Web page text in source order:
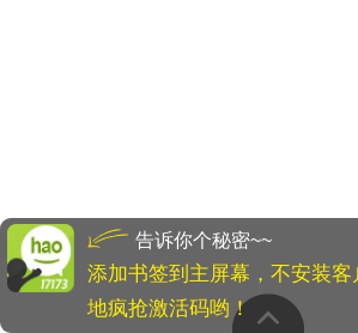
告诉你个秘密~~
添加书签到主屏幕，不安装
地疯抢激活码哟！